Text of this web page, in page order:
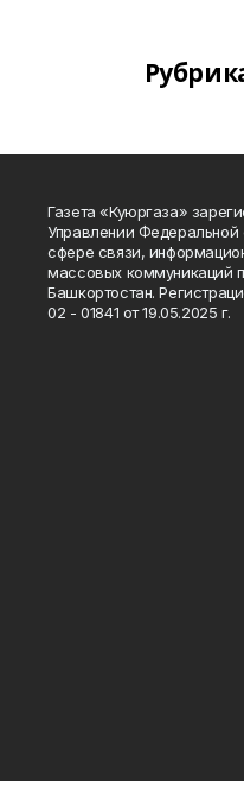
Газета «Куюргаза»
Управлении
сфере связи,
массовых коммуникаций
Башкортостан.
02 - 01841 от 19.05.2025 г.